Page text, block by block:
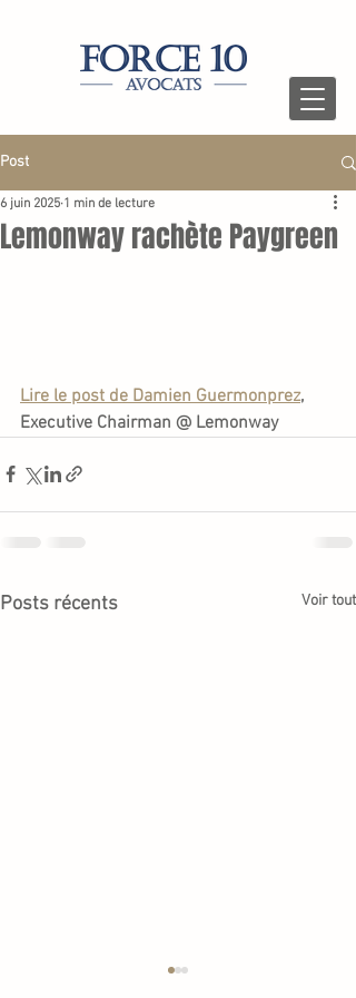
Post
Lemonway rachète Paygreen
6 juin 2025 1 min de lecture
Lire le post de Damien Guermonprez,
Executive Chairman @ Lemonway
Posts récents Voir tout